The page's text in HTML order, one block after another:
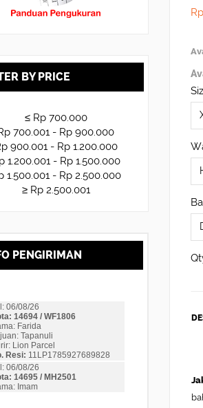
BY PRICE
≤ Rp 700.000
700.001 - Rp 900.000
900.001 - Rp 1.200.000
1.200.001 - Rp 1.500.000
1.500.001 - Rp 2.500.000
≥ Rp 2.500.001
PENGIRIMAN